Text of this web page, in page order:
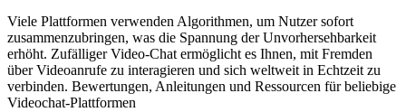
Viele Plattformen verwenden Algorithmen, um Nutzer sofort
zusammenzubringen, was die Spannung der Unvorhersehbarkeit
erhöht. Zufälliger Video-Chat ermöglicht es Ihnen, mit Fremden
über Videoanrufe zu interagieren und sich weltweit in Echtzeit zu
verbinden. Bewertungen, Anleitungen und Ressourcen für beliebige
Videochat-Plattformen